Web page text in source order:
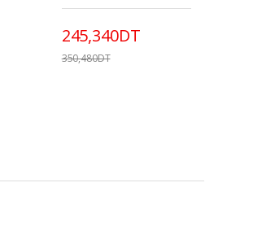
245,340DT
350,480DT